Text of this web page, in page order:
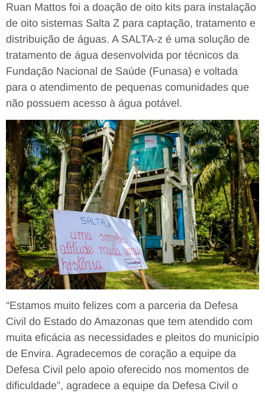
Ruan Mattos foi a doação de oito kits para instalação
de oito sistemas Salta Z para captação, tratamento e
distribuição de águas. A SALTA-z é uma solução de
tratamento de água desenvolvida por técnicos da
Fundação Nacional de Saúde (Funasa) e voltada
para o atendimento de pequenas comunidades que
não possuem acesso à água potável.
“Estamos muito felizes com a parceria da Defesa
Civil do Estado do Amazonas que tem atendido com
muita eficácia as necessidades e pleitos do município
de Envira. Agradecemos de coração a equipe da
Defesa Civil pelo apoio oferecido nos momentos de
dificuldade”, agradece a equipe da Defesa Civil o